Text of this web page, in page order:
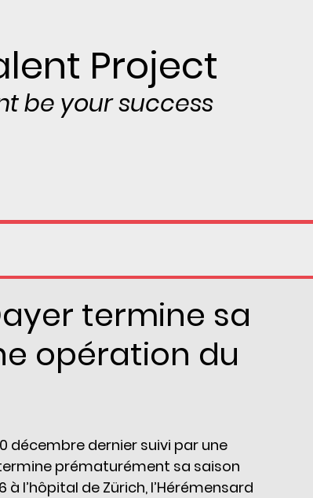
Project
be your success
termine sa
opération du
décembre dernier suivi par une
prématurément sa saison
l’hôpital de Zürich, l’Hérémensard